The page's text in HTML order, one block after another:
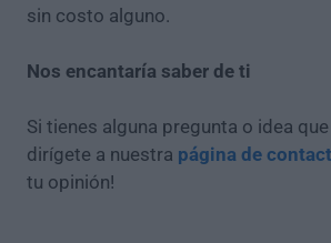
sin costo alguno.
Nos encantaría saber de ti
Si tienes alguna pregunta o idea
dirígete a nuestra página de
tu opinión!